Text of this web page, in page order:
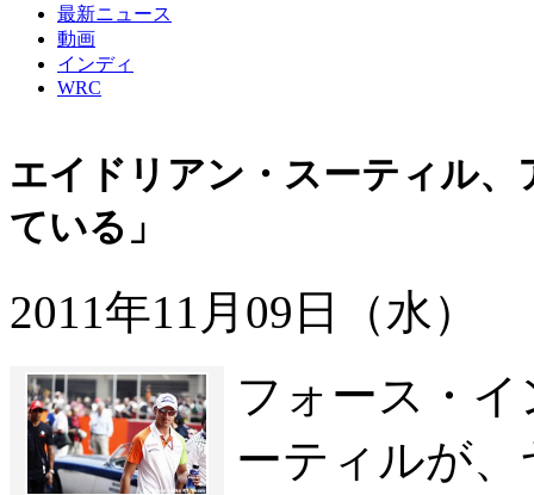
最新ニュース
動画
インディ
WRC
エイドリアン・スーティル
ている」
2011年11月09日（水）
フォース・
ーティルが